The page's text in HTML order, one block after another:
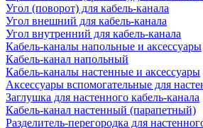
Угол (поворот) для кабель-канала
Угол внешний для кабель-канала
Угол внутренний для кабель-канала
Кабель-каналы напольные и аксессуары
Кабель-канал напольный
Кабель-каналы настенные и аксессуары
Аксессуары вспомогательные для
Заглушка для настенного кабель-канала
Кабель-канал настенный (парапетный)
Разделитель-перегородка для